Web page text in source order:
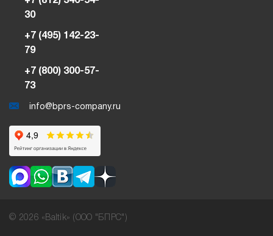
30
+7 (495) 142-23-
79
+7 (800) 300-57-
73
info@bprs-company.ru
© 2026 «Baltik» (ООО "БПРС")